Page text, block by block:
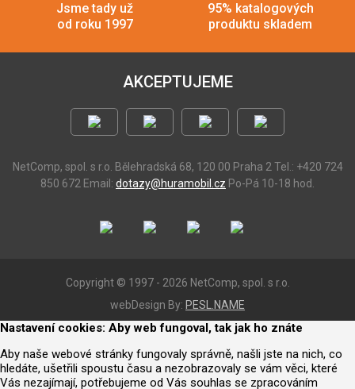
Jsme tady už
od roku 1997
95% katalogových
produktu skladem
AKCEPTUJEME
NetComp, spol. s r.o. Bělehradská 68, 120 00 Praha 2 Tel.: +420 724
850 672 Email: dotazy@huramobil.cz Po-Pá 10-18 hod.
Copyright © 1997 - 2026 NetComp, spol. s r.o.
webDesign By: PESL.NAME
Nastavení cookies: Aby web fungoval, tak jak ho znáte
Aby naše webové stránky fungovaly správně, našli jste na nich, co
hledáte, ušetřili spoustu času a nezobrazovaly se vám věci, které
Vás nezajímají, potřebujeme od Vás souhlas se zpracováním